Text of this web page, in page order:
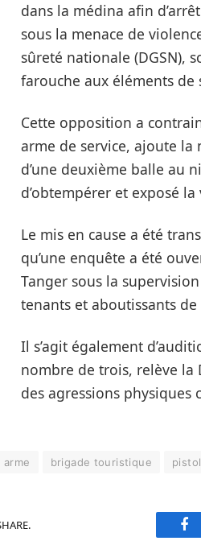
dans la médina afin
sous la menace de
sûreté nationale (DGSN),
farouche aux éléments de
Cette opposition a
arme de service, ajoute
d’une deuxième balle au
d’obtempérer et exposé
Le mis en cause a été
qu’une enquête a été
Tanger sous la
tenants et aboutissants
Il s’agit également
nombre de trois, relève la
des agressions physiques
arme brigade touristique